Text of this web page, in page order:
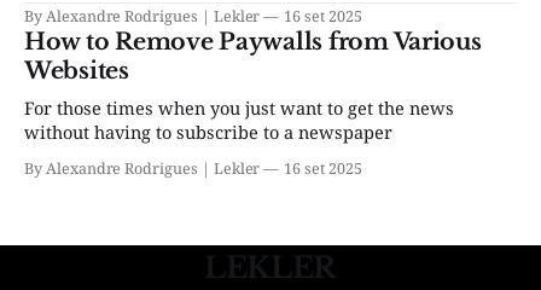
By Alexandre Rodrigues | Lekler 16 set 2025
How to Remove Paywalls from Various
Websites
For those times when you just want to get the news
without having to subscribe to a newspaper
By Alexandre Rodrigues | Lekler 16 set 2025
LEKLER